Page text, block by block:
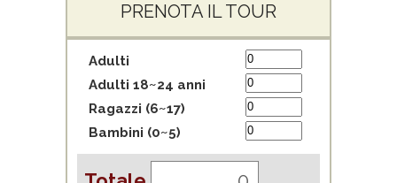
PRENOTA IL TOUR
Adulti
Adulti 18~24 anni
Ragazzi (6~17)
Bambini (0~5)